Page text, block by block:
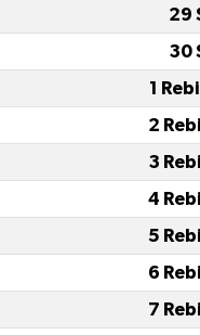
29
30
1
2
3
4
5
6
7